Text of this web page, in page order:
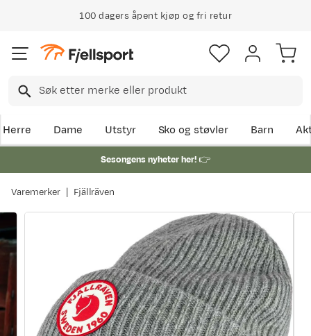
100 dagers åpent kjøp og fri retur
Herre Dame Utstyr Sko og støvler Barn
Sesongens nyheter her!👉
Varemerker Fjällräven